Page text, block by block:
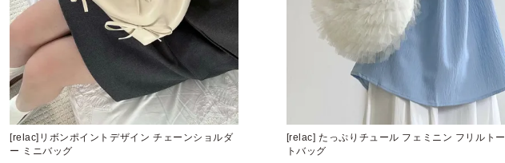
[relac]リボンポイントデザイン チェーンショルダ
ー ミニバッグ
[relac] たっぷりチュール フェミニン フリルトー
トバッグ